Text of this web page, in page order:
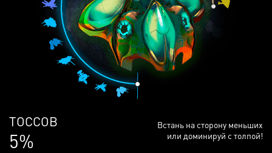
ЛЮДЕЙ
68%
Встань на сторону меньших
или доминируй с толпой!